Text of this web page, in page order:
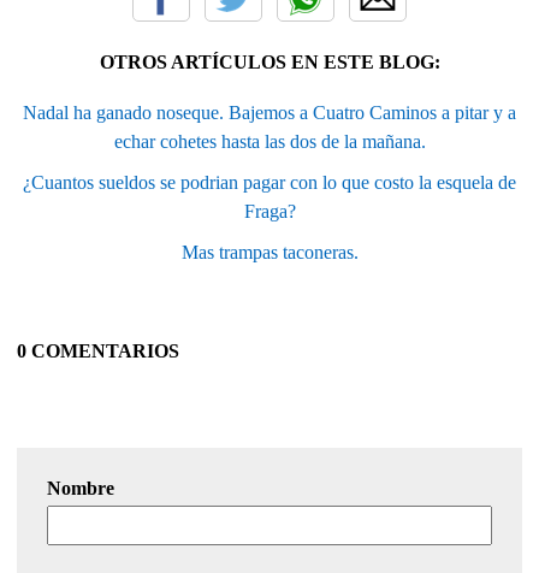
OTROS ARTÍCULOS EN ESTE BLOG:
Nadal ha ganado noseque. Bajemos a Cuatro Caminos a pitar y a
echar cohetes hasta las dos de la mañana.
¿Cuantos sueldos se podrian pagar con lo que costo la esquela de
Fraga?
Mas trampas taconeras.
0 COMENTARIOS
Nombre